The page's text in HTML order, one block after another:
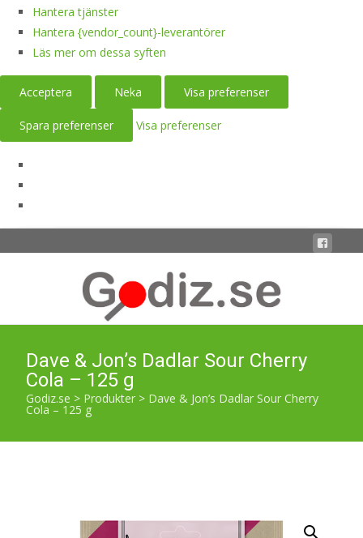
Hantera tjänster
Hantera {vendor_count}-leverantörer
Läs mer om dessa syften
Acceptera Neka Visa preferenser
Spara preferenser Visa preferenser
Dave & Jon’s Dadlar Sour Cherry
Cola – 125 g
Godiz.se > Produkter > Dave & Jon’s Dadlar Sour Cherry
Cola – 125 g